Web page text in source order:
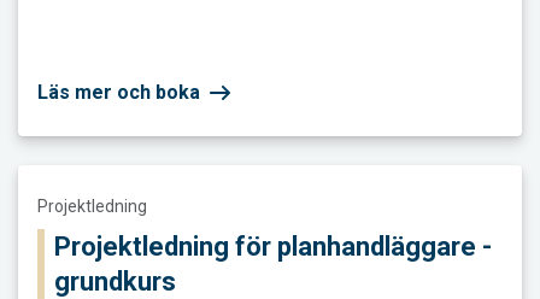
Läs mer och boka
Projektledning
Projektledning för planhandläggare -
grundkurs